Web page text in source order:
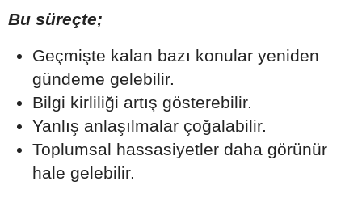
Bu süreçte;
Geçmişte kalan bazı konular yeniden
gündeme gelebilir.
Bilgi kirliliği artış gösterebilir.
Yanlış anlaşılmalar çoğalabilir.
Toplumsal hassasiyetler daha görünür
hale gelebilir.